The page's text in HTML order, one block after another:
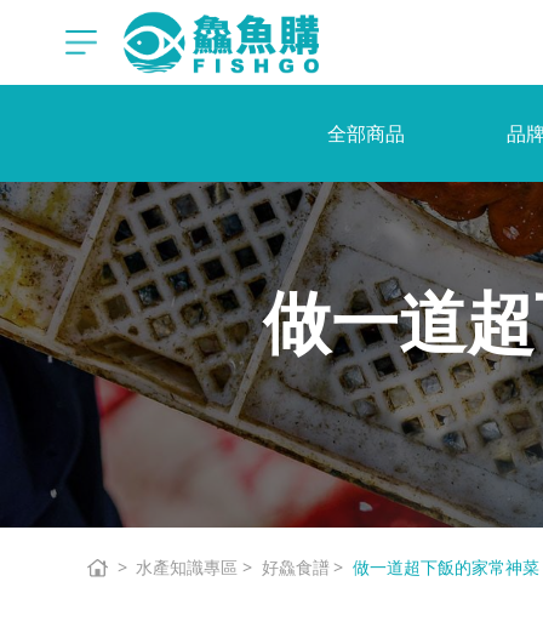
全部商品 品
做一道
水產知識專區 好鱻食譜 做一道超下飯的家常神